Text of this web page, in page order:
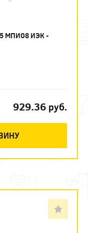
МПИ08 ИЭК -
929.36 руб.